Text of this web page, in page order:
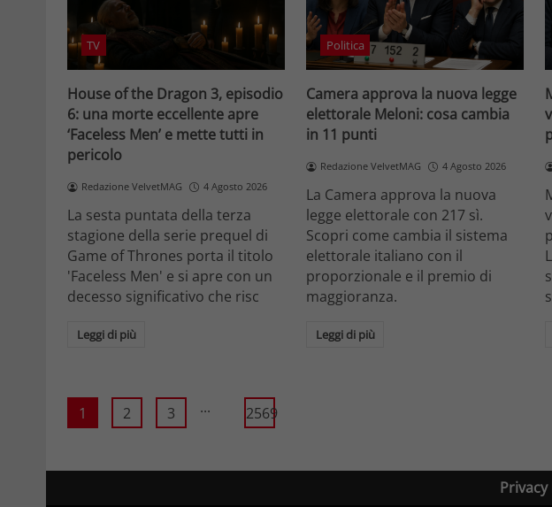
TV
House of the Dragon 3, episodio
6: una morte eccellente apre
‘Faceless Men’ e mette tutti in
pericolo
Redazione VelvetMAG 4 Agosto 2026
La sesta puntata della terza
stagione della serie prequel di
Game of Thrones porta il titolo
'Faceless Men' e si apre con un
decesso significativo che risc
Leggi di più
Politica
Camera approva la nuova legge
elettorale Meloni: cosa cambia
in 11 punti
Redazione VelvetMAG 4 Agosto 2026
La Camera approva la nuova
legge elettorale con 217 sì.
Scopri come cambia il sistema
elettorale italiano con il
proporzionale e il premio di
maggioranza.
Leggi di più
1 2 3 ... 2569
Privacy